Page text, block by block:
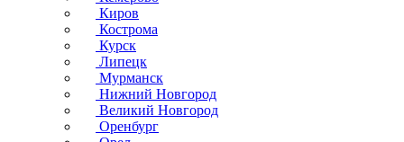
Киров
Кострома
Курск
Липецк
Мурманск
Нижний Новгород
Великий Новгород
Оренбург